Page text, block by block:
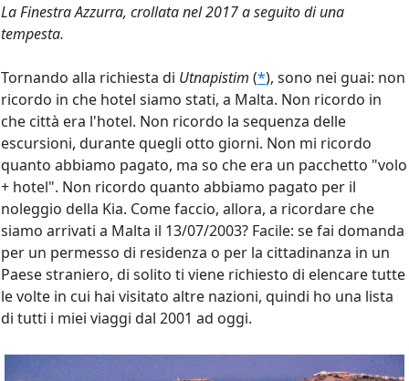
La Finestra Azzurra, crollata nel 2017 a seguito di una
tempesta.
Tornando alla richiesta di Utnapistim (*), sono nei guai: non
ricordo in che hotel siamo stati, a Malta. Non ricordo in
che città era l'hotel. Non ricordo la sequenza delle
escursioni, durante quegli otto giorni. Non mi ricordo
quanto abbiamo pagato, ma so che era un pacchetto "volo
+ hotel". Non ricordo quanto abbiamo pagato per il
noleggio della Kia. Come faccio, allora, a ricordare che
siamo arrivati a Malta il 13/07/2003? Facile: se fai domanda
per un permesso di residenza o per la cittadinanza in un
Paese straniero, di solito ti viene richiesto di elencare tutte
le volte in cui hai visitato altre nazioni, quindi ho una lista
di tutti i miei viaggi dal 2001 ad oggi.